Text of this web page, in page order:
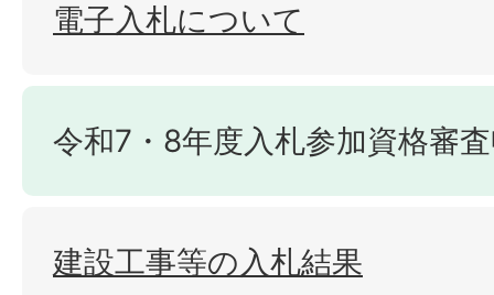
電子入札について
令和7・8年度入札参加資格審
建設工事等の入札結果